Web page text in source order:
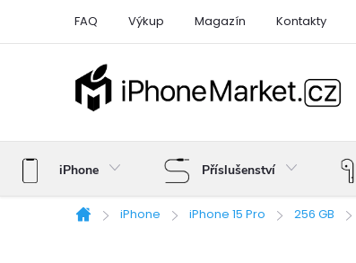
FAQ Výkup Magazín Kontakty
iPhone Příslušenství
Domů
iPhone iPhone 15 Pro 256 GB